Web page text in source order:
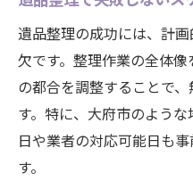
遺品整理の成功には、計
欠です。整理作業の全体
の都合を調整することで
す。特に、大府市のよう
日や業者の対応可能日も
す。